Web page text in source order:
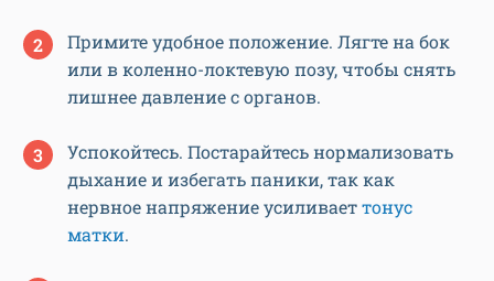
Примите удобное положение. Лягте на бок
или в коленно-локтевую позу, чтобы снять
лишнее давление с органов.
Успокойтесь. Постарайтесь нормализовать
дыхание и избегать паники, так как
нервное напряжение усиливаеттонус
матки.